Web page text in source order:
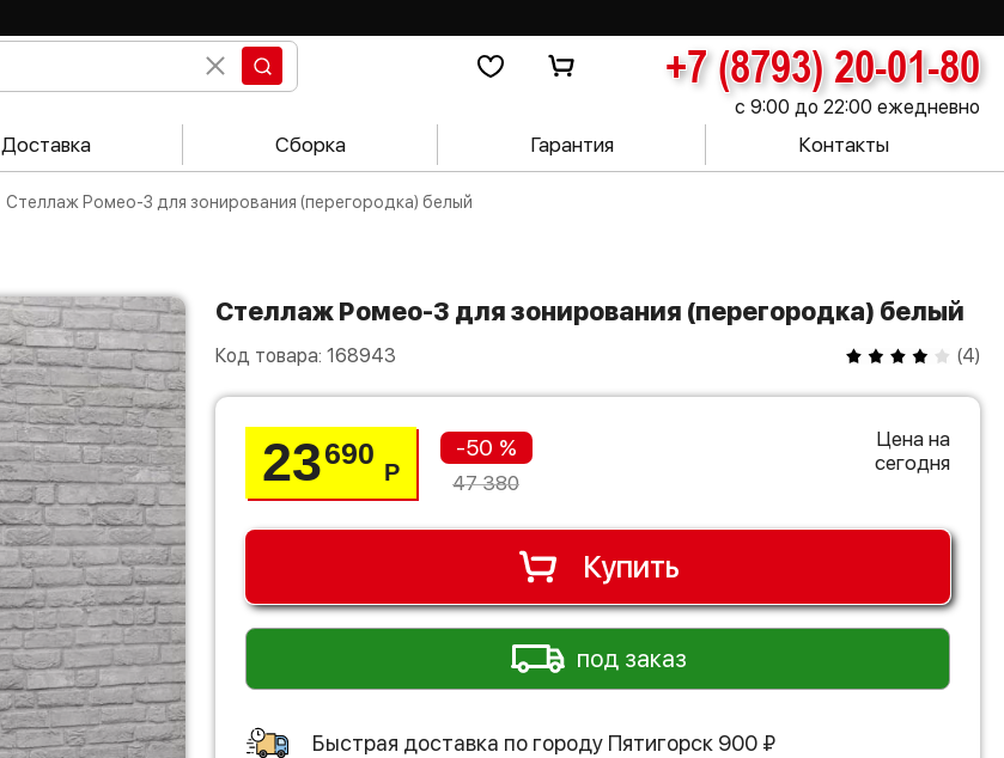
+7 (8793) 20-01-80
с 9:00 до 22:00 ежедневно
Доставка Сборка Гарантия Контакты
Стеллаж Ромео-3 для зонирования (перегородка) белый
Стеллаж Ромео-3 для зонирования (перегородка) белый
Код товара: 168943 (4)
23690
Р
-50 %
47 380
Цена на
сегодня
Купить
под заказ
Быстрая доставка по городу Пятигорск 900 ₽